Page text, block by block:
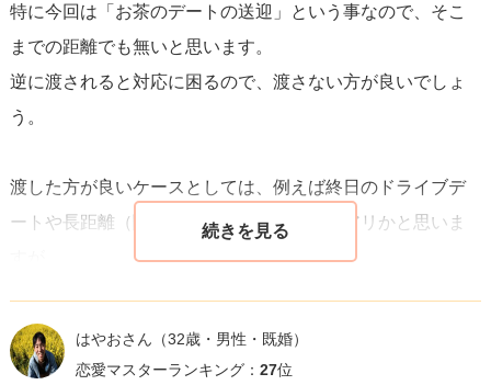
特に今回は「お茶のデートの送迎」という事なので、そこ
までの距離でも無いと思います。
逆に渡されると対応に困るので、渡さない方が良いでしょ
う。
渡した方が良いケースとしては、例えば終日のドライブデ
ートや長距離（関西⇔関東など）の場合はアリかと思いま
けます。
例えば「1日運転してもらったから、ランチ代は私に任せて
はやおさん （32歳・男性・既婚）
恋愛マスターランキング： 27位